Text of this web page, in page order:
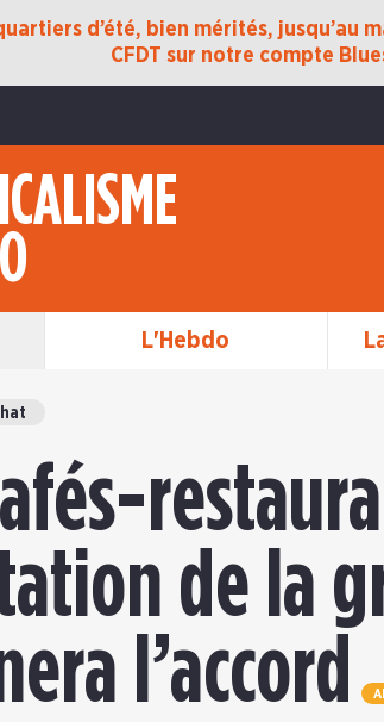
d’été, bien mérités, jusqu’au
CFDT sur notre compte
L'Hebdo
de la
l’accord